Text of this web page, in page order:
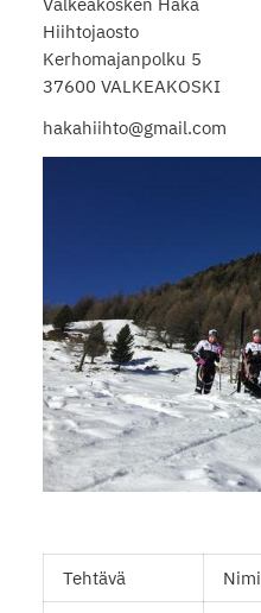
Hiihtojaosto
⁠⁠⁠⁠⁠⁠⁠Kerhomajanpolku 5
37600 VALKEAKOSKI
hakahiihto@gmail.com
Tehtävä Nimi